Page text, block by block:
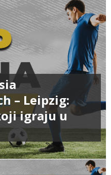
– Leipzig:
igraju u